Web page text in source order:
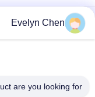
CPA-1000 القرص الطرد المركزي منفصل الزيت
إزالة المياه والطين
Evelyn Chen
are you looking for?